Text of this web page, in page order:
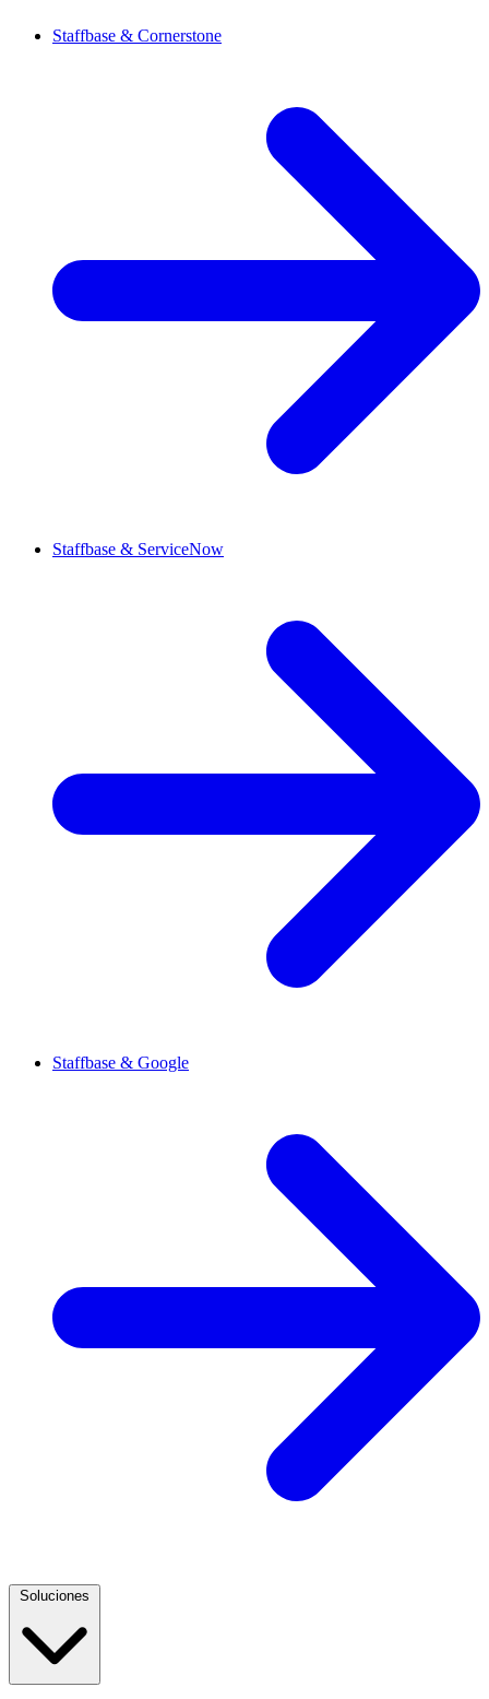
Staffbase & Cornerstone
Staffbase & ServiceNow
Staffbase & Google
Soluciones